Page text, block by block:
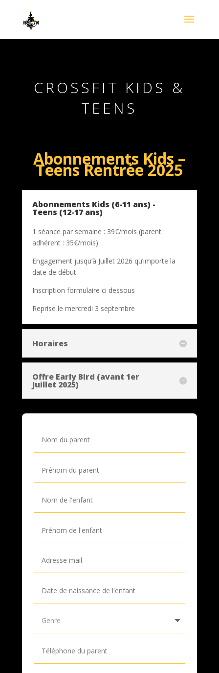
CROSSFIT KIDS &
TEENS
Abonnements Kids –
Teens Rentrée 2025
Abonnements Kids (6-11 ans) -
Teens (12-17 ans)
1 séance par semaine : 39€/mois (parent
adhérent : 35€/mois)
Engagement jusqu’à Juillet 2026 qu’importe la
date de début
Inscription formulaire ci dessous
Reprise le mercredi 3 septembre
Horaires
Offre Early Bird (avant 1er
Juillet 2025)